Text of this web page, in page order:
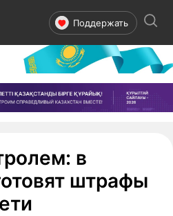
Поддержать
в
штрафы